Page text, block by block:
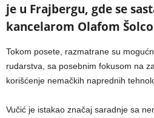
je u Frajbergu, gde se
kancelarom Olafom
Tokom posete, razmatrane su
rudarstva, sa posebnim fokusom na
korišćenje nemačkih naprednih
Vučić je istakao značaj saradnje sa